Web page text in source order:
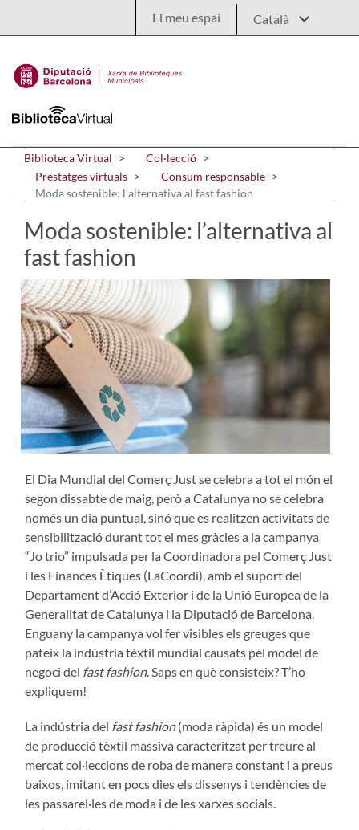
El meu espai
Biblioteca Virtual
Col·lecció
Prestatges virtuals
Consum responsable
Moda sostenible: l’alternativa al fast fashion
Moda sostenible: l’alternativa al
fast fashion
El Dia Mundial del Comerç Just se celebra a tot el món el
segon dissabte de maig, però a Catalunya no se celebra
només un dia puntual, sinó que es realitzen activitats de
sensibilització durant tot el mes gràcies a la campanya
“Jo trio” impulsada per la Coordinadora pel Comerç Just
i les Finances Ètiques (LaCoordi), amb el suport del
Departament d’Acció Exterior i de la Unió Europea de la
Generalitat de Catalunya i la Diputació de Barcelona.
Enguany la campanya vol fer visibles els greuges que
pateix la indústria tèxtil mundial causats pel model de
negoci del fast fashion. Saps en què consisteix? T’ho
expliquem!
La indústria del fast fashion(moda ràpida) és un model
de producció tèxtil massiva caracteritzat per treure al
mercat col·leccions de roba de manera constant i a preus
baixos, imitant en pocs dies els dissenys i tendències de
les passarel·les de moda i de les xarxes socials.